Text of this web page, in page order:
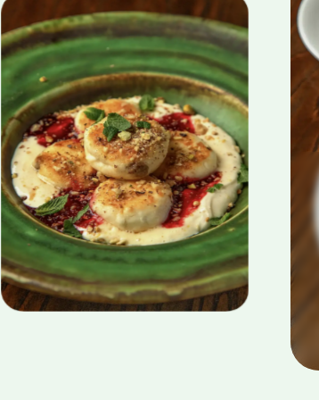
фермерський сир. А от соуси та додатки
до них змінюються щосезону